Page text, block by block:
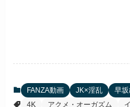
FANZA動画 JK×淫乱
早
4K
アクメ・オーガズム